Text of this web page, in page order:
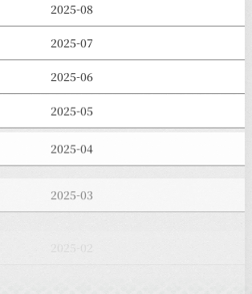
2025-08
2025-07
2025-06
2025-05
2025-04
2025-02
2025-01